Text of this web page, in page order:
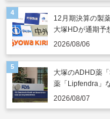
12月期決算の製
大塚HDが通期予
2026/08/06
大塚のADHD薬
薬「Lipfendra」
薬
2026/08/07